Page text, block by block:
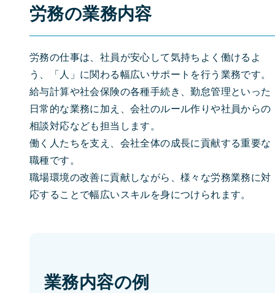
労務の業務内容
労務の仕事は、社員が安心して気持ちよく働けるよ
う、「人」に関わる幅広いサポートを行う業務です。
給与計算や社会保険の各種手続き、勤怠管理といった
日常的な業務に加え、会社のルール作りや社員からの
相談対応なども担当します。
働く人たちを支え、会社全体の成長に貢献する重要な
職種です。
職場環境の改善に貢献しながら、様々な労務業務に対
応することで幅広いスキルを身につけられます。
業務内容の例